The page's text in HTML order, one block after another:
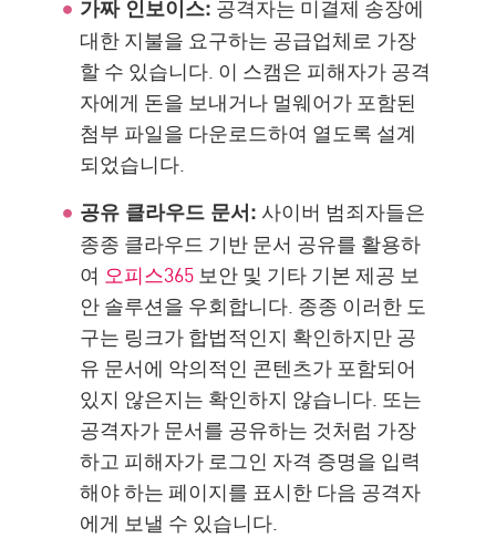
가짜 인보이스: 공격자는 미결제 송장에
대한 지불을 요구하는 공급업체로 가장
할 수 있습니다. 이 스캠은 피해자가 공격
자에게 돈을 보내거나 멀웨어가 포함된
첨부 파일을 다운로드하여 열도록 설계
되었습니다.
공유 클라우드 문서: 사이버 범죄자들은
종종 클라우드 기반 문서 공유를 활용하
여 오피스365보안 및 기타 기본 제공 보
안 솔루션을 우회합니다. 종종 이러한 도
구는 링크가 합법적인지 확인하지만 공
유 문서에 악의적인 콘텐츠가 포함되어
있지 않은지는 확인하지 않습니다. 또는
공격자가 문서를 공유하는 것처럼 가장
하고 피해자가 로그인 자격 증명을 입력
해야 하는 페이지를 표시한 다음 공격자
에게 보낼 수 있습니다.